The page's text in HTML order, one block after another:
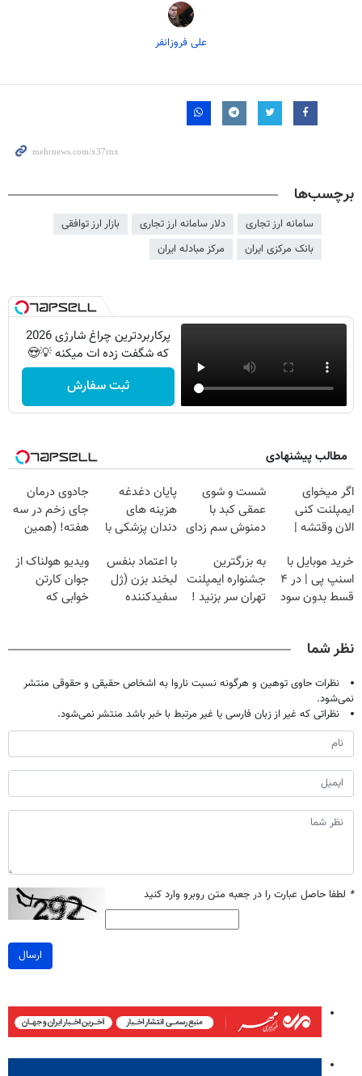
علی فروزانفر
برچسب‌ها
سامانه ارز تجاری دلار سامانه ارز تجاری
بازار ارز توافقی
بانک مرکزی ایران
مرکز مبادله ایران
پرکاربردترین چراغ شارژی 2026
که شگفت زده ات میکنه 💡😍
ثبت سفارش
مطالب پیشنهادی
اگر میخوای
ایمپلنت کنی
الان وقتشه |
میلیون تومان!!!
شست و شوی
عمقی کبد با
دمنوش سم زدای
پایان دغدغه
هزینه های
دندان پزشکی با
خانگی
جادوی درمان
جای زخم در سه
هفته! (همین
صحبت کنید)
خرید موبایل با
اسنپ پی | در ۴
قسط بدون سود
به بزرگترین
جشنواره ایمپلنت
تهران سر بزنید !
با اعتماد بنفس
لبخند بزن (ژل
سفیدکننده
ویدیو هولناک از
جوان کارتن
خوابی که
نظر شما
نظرات حاوی توهین و هرگونه نسبت ناروا به اشخاص حقیقی و حقوقی منتشر
نمی‌شود.
نظراتی که غیر از زبان فارسی یا غیر مرتبط با خبر باشد منتشر نمی‌شود.
* لطفا حاصل عبارت را در جعبه متن روبرو وارد کنید
ارسال